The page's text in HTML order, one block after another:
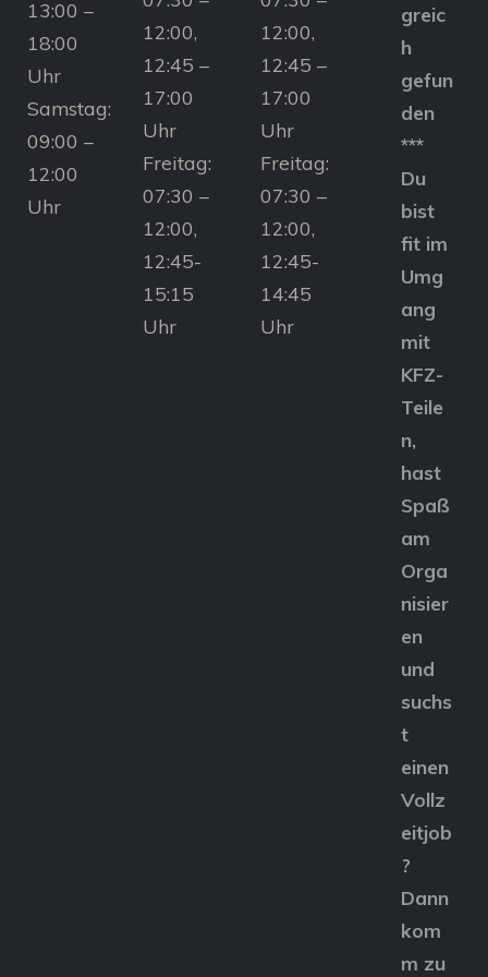
13:00 –
18:00
Uhr
Samstag:
09:00 –
12:00
Uhr
12:00,
12:45 –
17:00
Uhr
Freitag:
07:30 –
12:00,
12:45-
15:15
Uhr
12:00,
12:45 –
17:00
Uhr
Freitag:
07:30 –
12:00,
12:45-
14:45
Uhr
greic
h
gefun
den
***
Du
bist
fit im
Umg
ang
mit
KFZ-
Teile
n,
hast
Spaß
am
Orga
nisier
en
und
suchs
t
einen
Vollz
eitjob
?
Dann
kom
m zu